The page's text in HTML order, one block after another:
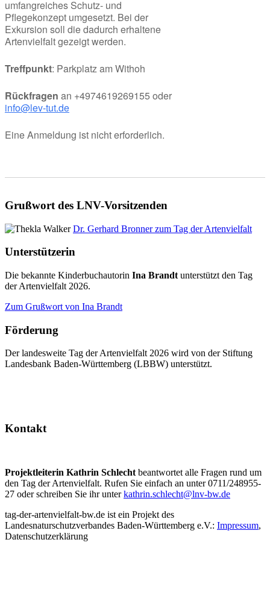
umfangreiches Schutz- und
Pflegekonzept umgesetzt. Bei der
Exkursion soll die dadurch erhaltene
Artenvielfalt gezeigt werden.
Treffpunkt: Parkplatz am Withoh
Rückfragen an +4974619269155 oder
info@lev-tut.de
Eine Anmeldung ist nicht erforderlich.
Grußwort des LNV-Vorsitzenden
Dr. Gerhard Bronner zum Tag der Artenvielfalt
Unterstützerin
Die bekannte Kinderbuchautorin Ina Brandt unterstützt den Tag
der Artenvielfalt 2026.
Zum Grußwort von Ina Brandt
Förderung
Der landesweite Tag der Artenvielfalt 2026 wird von der Stiftung
Landesbank Baden-Württemberg (LBBW) unterstützt.
Kontakt
Projektleiterin Kathrin Schlecht beantwortet alle Fragen rund um
den Tag der Artenvielfalt. Rufen Sie einfach an unter 0711/248955-
27 oder schreiben Sie ihr unterkathrin.schlecht@lnv-bw.de
tag-der-artenvielfalt-bw.de ist ein Projekt des
Landesnaturschutzverbandes Baden-Württemberg e.V.: Impressum,
Datenschutzerklärung